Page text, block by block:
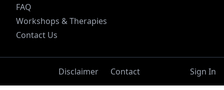
FAQ
Workshops & Therapies
Contact Us
Disclaimer Contact Sign In